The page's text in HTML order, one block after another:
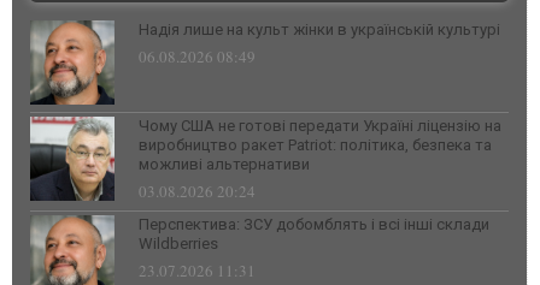
Надія лише на культ жінки в українській культурі
06.08.2026 08:49
Чому США не готові передати Україні ліцензію на
виробництво ракет Patriot: політика, безпека та
можливі альтернативи
03.08.2026 20:24
Перспектива: ЗСУ добомблять і всі інші склади
Wildberries
23.07.2026 11:31